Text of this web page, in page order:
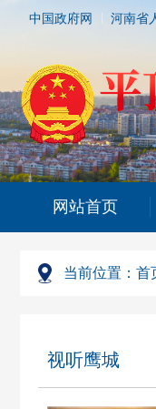
中国政府网 河南省
网站首页
当前位置： 首
视听鹰城